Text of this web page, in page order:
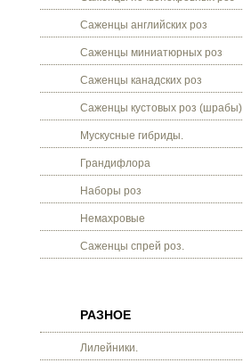
Саженцы английских роз
Саженцы миниатюрных роз
Саженцы канадских роз
Саженцы кустовых роз (шрабы)
Мускусные гибриды.
Грандифлора
Наборы роз
Немахровые
Саженцы спрей роз.
РАЗНОЕ
Лилейники.